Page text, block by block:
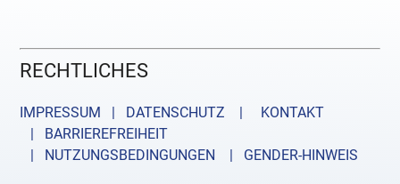
RECHTLICHES
IMPRESSUM | DATENSCHUTZ |
KONTAKT
| BARRIEREFREIHEIT
| NUTZUNGSBEDINGUNGEN
| GENDER-HINWEIS